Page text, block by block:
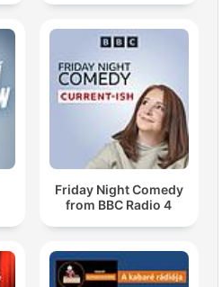
Friday Night Comedy
from BBC Radio 4